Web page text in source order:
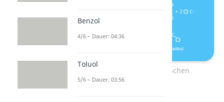
Initiation der radikalischen
Polymerisation
Benzol
4/6 – Dauer: 04:36
Toluol
5/6 – Dauer: 03:56